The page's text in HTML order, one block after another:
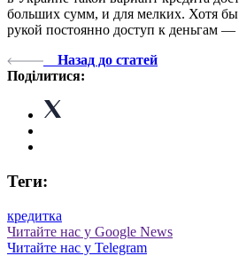
больших сумм, и для мелких. Хотя
рукой постоянно доступ к деньгам —
Назад до статей
Поділитися:
Теги:
кредитка
Читайте нас у Google News
Читайте нас у Telegram